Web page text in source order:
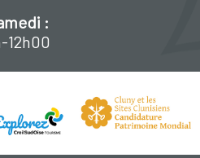
:
12h00